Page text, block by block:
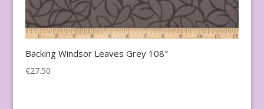
Backing Windsor Leaves Grey 108″
€27.50